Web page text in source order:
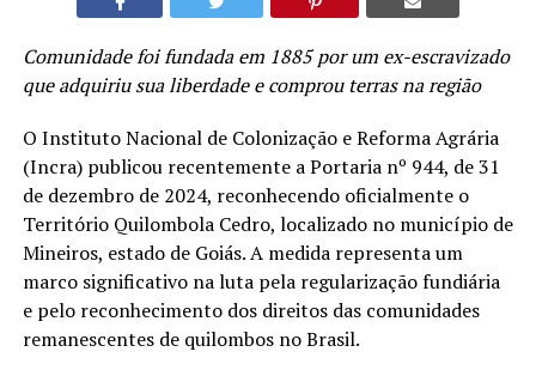
Comunidade foi fundada em 1885 por um ex-escravizado
que adquiriu sua liberdade e comprou terras na região
O Instituto Nacional de Colonização e Reforma Agrária
(Incra) publicou recentemente a Portaria nº 944, de 31
de dezembro de 2024, reconhecendo oficialmente o
Território Quilombola Cedro, localizado no município de
Mineiros, estado de Goiás. A medida representa um
marco significativo na luta pela regularização fundiária
e pelo reconhecimento dos direitos das comunidades
remanescentes de quilombos no Brasil.